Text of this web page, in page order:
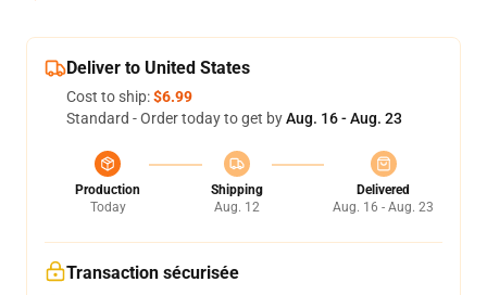
Deliver to United States
Cost to ship:$6.99
Standard - Order today to get byAug. 16 - Aug. 23
Production
Today
Shipping
Aug. 12
Delivered
Aug. 16 - Aug. 23
Transaction sécurisée